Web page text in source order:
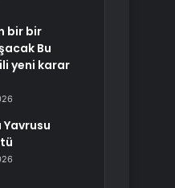
bir bir
Bu
yeni karar
Yavrusu